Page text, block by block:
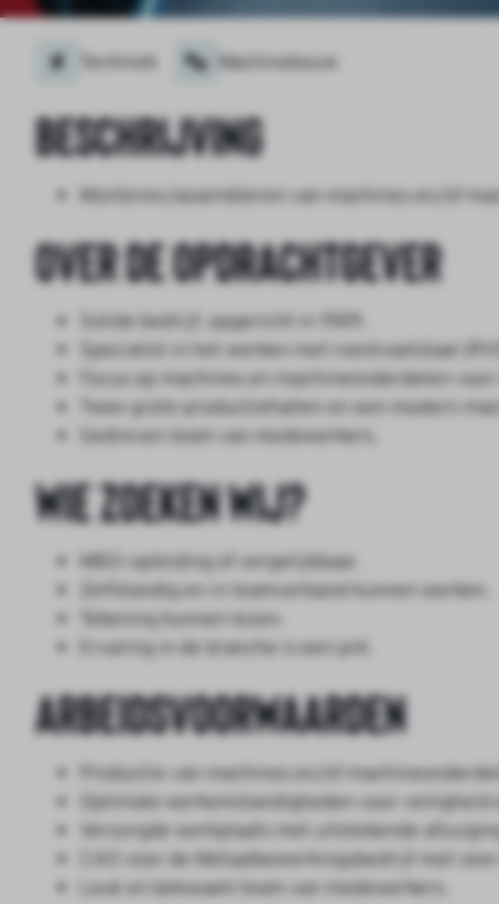
Techniek Machinebouw
Beschrijving
Monteren/assembleren van machines en/of
Over de opdrachtgever
Solide bedrijf, opgericht in 1989.
Specialist in het werken met roestvaststaal
Focus op machines en machineonderdelen
Twee grote productiehallen en een modern
Gedreven team van medewerkers.
Wie zoeken wij?
MBO-opleiding of vergelijkbaar.
Zelfstandig en in teamverband kunnen werken.
Tekening kunnen lezen.
Ervaring in de branche is een pré.
Arbeidsvoorwaarden
Productie van machines en/of
Optimale werkomstandigheden voor veiligheid
Verzorgde werkplaats met uitstekende
CAO voor de Metaalbewerkingsbedrijf met
Leuk en bekwaam team van medewerkers.